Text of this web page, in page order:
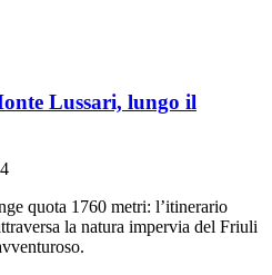
Lussari, lungo il
quota 1760 metri: l’itinerario
la natura impervia del Friuli